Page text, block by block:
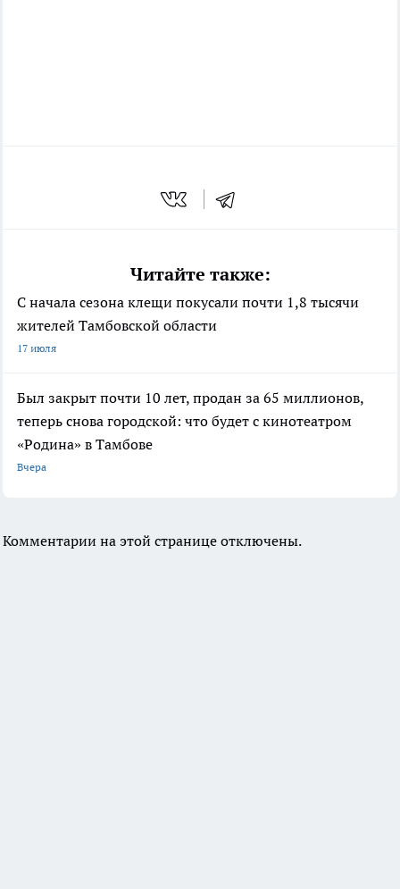
Читайте также:
С начала сезона клещи покусали почти 1,8 тысячи
жителей Тамбовской области
17 июля
Был закрыт почти 10 лет, продан за 65 миллионов,
теперь снова городской: что будет с кинотеатром
«Родина» в Тамбове
Вчера
Комментарии на этой странице отключены.